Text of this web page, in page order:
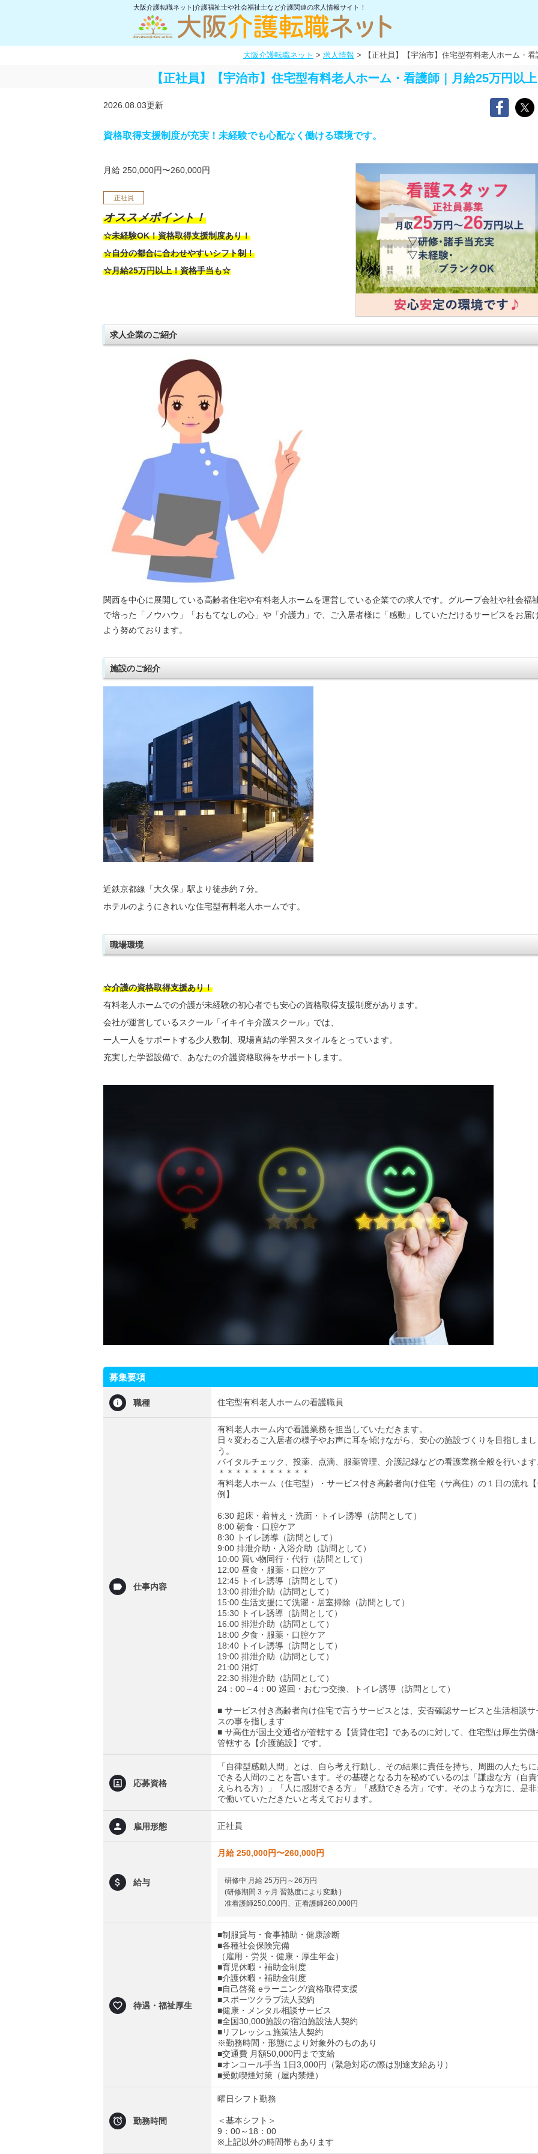
大阪介護転職ネット|介護福祉士や社会福祉士など介護関連の求人情報サイト！
大阪介護転職ネット > 求人情報 > 【正社員】【宇治市】住宅型有料老人ホーム・
【正社員】【宇治市】住宅型有料老人ホーム・看護師｜月給25万円以
2026.08.03更新
資格取得支援制度が充実！未経験でも心配なく働ける環境です。
月給 250,000円〜260,000円
正社員
オススメポイント！
☆未経験OK！資格取得支援制度あり！
☆自分の都合に合わせやすいシフト制！
☆月給25万円以上！資格手当も☆
求人企業のご紹介
関西を中心に展開している高齢者住宅や有料老人ホームを運営している企業での求人です。グループ会社や社会福
で培った「ノウハウ」「おもてなしの心」や「介護力」で、ご入居者様に「感動」していただけるサービスをお届
よう努めております。
施設のご紹介
近鉄京都線「大久保」駅より徒歩約７分。
ホテルのようにきれいな住宅型有料老人ホームです。
職場環境
☆介護の資格取得支援あり！
有料老人ホームでの介護が未経験の初心者でも安心の資格取得支援制度があります。
会社が運営しているスクール「イキイキ介護スクール」では、
一人一人をサポートする少人数制、現場直結の学習スタイルをとっています。
充実した学習設備で、あなたの介護資格取得をサポートします。
募集要項
職種 住宅型有料老人ホームの看護職員
仕事内容
有料老人ホーム内で看護業務を担当していただきます。
日々変わるご入居者の様子やお声に耳を傾けながら、安心の施設づくりを目指しまし
う。
バイタルチェック、投薬、点滴、服薬管理、介護記録などの看護業務全般を行います
＊＊＊＊＊＊＊＊＊＊＊
有料老人ホーム（住宅型）・サービス付き高齢者向け住宅（サ高住）の１日の流れ
例】
6:30 起床・着替え・洗面・トイレ誘導（訪問として）
8:00 朝食・口腔ケア
8:30 トイレ誘導（訪問として）
9:00 排泄介助・入浴介助（訪問として）
10:00 買い物同行・代行（訪問として）
12:00 昼食・服薬・口腔ケア
12:45 トイレ誘導（訪問として）
13:00 排泄介助（訪問として）
15:00 生活支援にて洗濯・居室掃除（訪問として）
15:30 トイレ誘導（訪問として）
16:00 排泄介助（訪問として）
18:00 夕食・服薬・口腔ケア
18:40 トイレ誘導（訪問として）
19:00 排泄介助（訪問として）
21:00 消灯
22:30 排泄介助（訪問として）
24：00～4：00 巡回・おむつ交換、トイレ誘導（訪問として）
■ サービス付き高齢者向け住宅で言うサービスとは、安否確認サービスと生活相談サ
スの事を指します
■ サ高住が国土交通省が管轄する【賃貸住宅】であるのに対して、住宅型は厚生労働
管轄する【介護施設】です。
応募資格
「自律型感動人間」とは、自ら考え行動し、その結果に責任を持ち、周囲の人たち
できる人間のことを言います。その基礎となる力を秘めているのは「謙虚な方（自
えられる方）」「人に感謝できる方」「感動できる方」です。そのような方に、是
で働いていただきたいと考えております。
雇用形態 正社員
給与
月給 250,000円〜260,000円
研修中 月給 25万円～26万円
(研修期間 3 ヶ月 習熟度により変動 )
准看護師250,000円、正看護師260,000円
待遇・福祉厚生
■制服貸与・食事補助・健康診断
■各種社会保険完備
（雇用・労災・健康・厚生年金）
■育児休暇・補助金制度
■介護休暇・補助金制度
■自己啓発 eラーニング/資格取得支援
■スポーツクラブ法人契約
■健康・メンタル相談サービス
■全国30,000施設の宿泊施設法人契約
■リフレッシュ施策法人契約
※勤務時間・形態により対象外のものあり
■交通費 月額50,000円まで支給
■オンコール手当 1日3,000円（緊急対応の際は別途支給あり）
■受動喫煙対策（屋内禁煙）
勤務時間
曜日シフト勤務
＜基本シフト＞
9：00～18：00
※上記以外の時間帯もあります